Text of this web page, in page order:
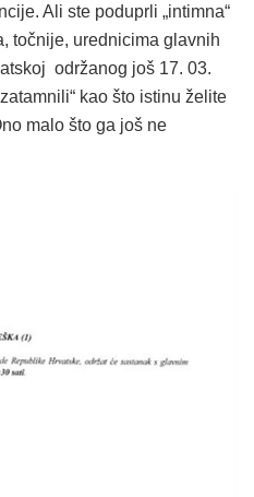
Ali ste poduprli „intimna“
točnije, urednicima glavnih
održanog još 17. 03.
kao što istinu želite
malo što ga još ne